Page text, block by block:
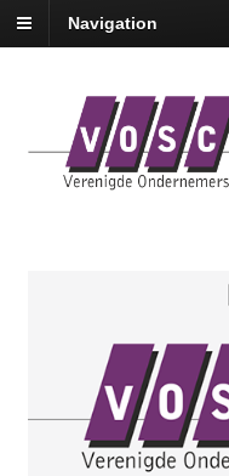
Navigation